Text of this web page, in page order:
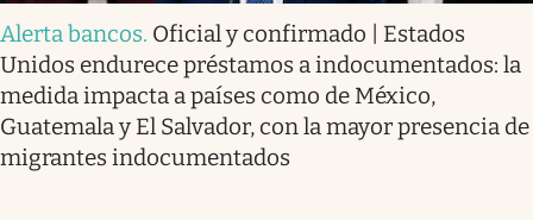
Alerta bancos. Oficial y confirmado | Estados
Unidos endurece préstamos a indocumentados: la
medida impacta a países como de México,
Guatemala y El Salvador, con la mayor presencia de
migrantes indocumentados